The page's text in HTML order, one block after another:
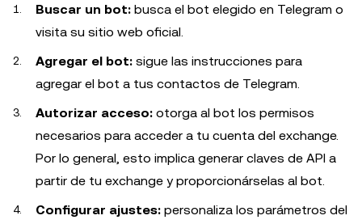
Buscar un bot: busca el bot elegido en Telegram o
visita su sitio web oficial.
Agregar el bot: sigue las instrucciones para
agregar el bot a tus contactos de Telegram.
Autorizar acceso: otorga al bot los permisos
necesarios para acceder a tu cuenta del exchange.
Por lo general, esto implica generar claves de API a
partir de tu exchange y proporcionárselas al bot.
Configurar ajustes: personaliza los parámetros del